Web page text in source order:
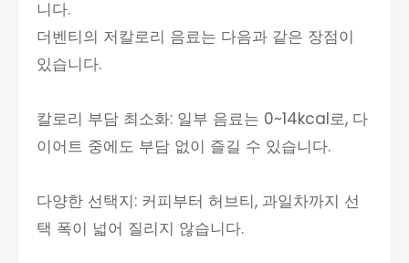
니다.
더벤티의 저칼로리 음료는 다음과 같은 장점이
있습니다.
칼로리 부담 최소화: 일부 음료는 0~14kcal로, 다
이어트 중에도 부담 없이 즐길 수 있습니다.
다양한 선택지: 커피부터 허브티, 과일차까지 선
택 폭이 넓어 질리지 않습니다.